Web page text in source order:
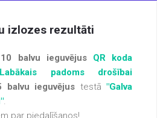
izlozes rezultāti
10 balvu ieguvējus
QR koda
padoms drošībai
balvu ieguvējus testā "Galva
.
par piedalīšanos!